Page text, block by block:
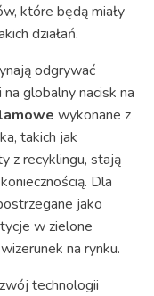
które będą miały
działań.
odgrywać
globalny nacisk na
wykonane z
takich jak
z recyklingu, stają
Dla
jako
w zielone
na rynku.
technologii